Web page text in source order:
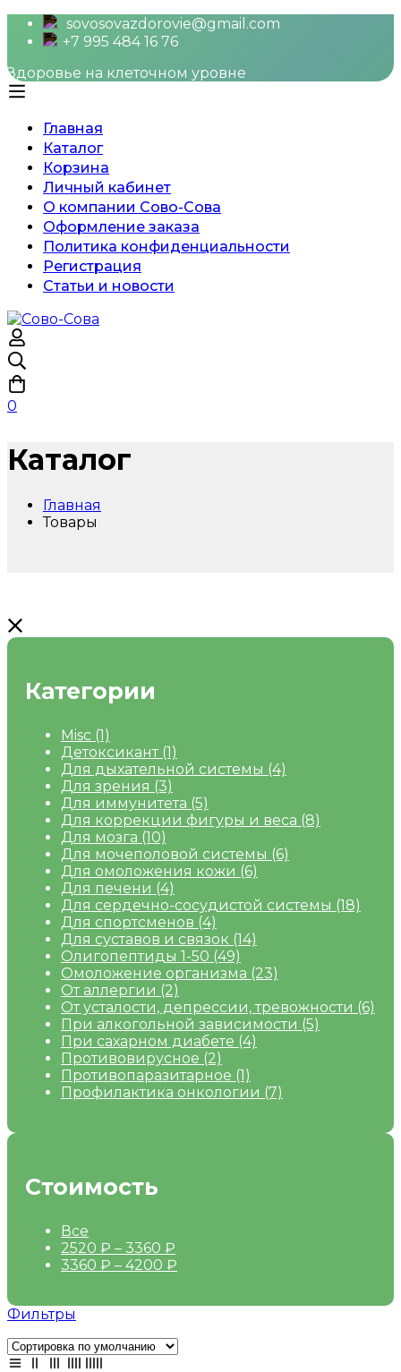
sovosovazdorovie@gmail.com
+7 995 484 16 76
Здоровье на клеточном уровне
Главная
Каталог
Корзина
Личный кабинет
О компании Сово-Сова
Оформление заказа
Политика конфиденциальности
Регистрация
Статьи и новости
0
Каталог
Главная
Товары
Категории
Misc (1)
Детоксикант (1)
Для дыхательной системы (4)
Для зрения (3)
Для иммунитета (5)
Для коррекции фигуры и веса (8)
Для мозга (10)
Для мочеполовой системы (6)
Для омоложения кожи (6)
Для печени (4)
Для сердечно-сосудистой системы (18)
Для спортсменов (4)
Для суставов и связок (14)
Олигопептиды 1-50 (49)
Омоложение организма (23)
От аллергии (2)
От усталости, депрессии, тревожности (6)
При алкогольной зависимости (5)
При сахарном диабете (4)
Противовирусное (2)
Противопаразитарное (1)
Профилактика онкологии (7)
Стоимость
Все
2520 ₽ – 3360 ₽
3360 ₽ – 4200 ₽
Фильтры